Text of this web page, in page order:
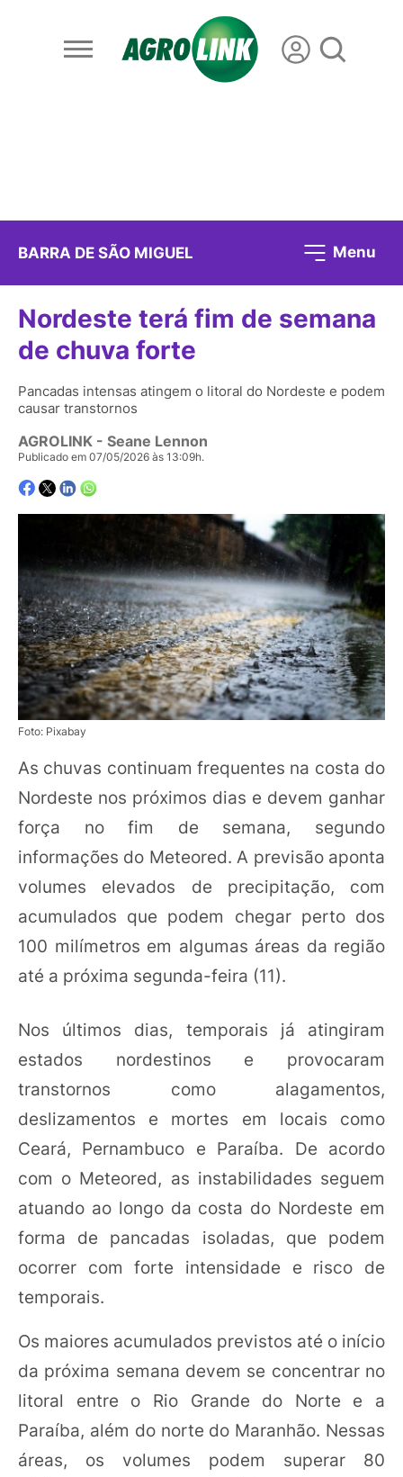
BARRA DE SÃO MIGUEL Menu
Nordeste terá fim de semana
de chuva forte
Pancadas intensas atingem o litoral do Nordeste e podem
causar transtornos
AGROLINK - Seane Lennon
Publicado em 07/05/2026 às 13:09h.
Foto: Pixabay
As chuvas continuam frequentes na costa do
Nordeste nos próximos dias e devem ganhar
força no fim de semana, segundo
informações do Meteored. A previsão aponta
volumes elevados de precipitação, com
acumulados que podem chegar perto dos
100 milímetros em algumas áreas da região
até a próxima segunda-feira (11).
Nos últimos dias, temporais já atingiram
estados nordestinos e provocaram
transtornos como alagamentos,
deslizamentos e mortes em locais como
Ceará, Pernambuco e Paraíba. De acordo
com o Meteored, as instabilidades seguem
atuando ao longo da costa do Nordeste em
forma de pancadas isoladas, que podem
ocorrer com forte intensidade e risco de
temporais.
Os maiores acumulados previstos até o início
da próxima semana devem se concentrar no
litoral entre o Rio Grande do Norte e a
Paraíba, além do norte do Maranhão. Nessas
áreas, os volumes podem superar 80